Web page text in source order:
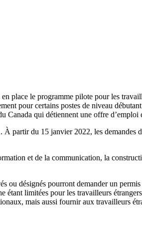
place le programme pilote pour les
pour certains postes de niveau
Canada qui détiennent une offre d’emploi
À partir du 15 janvier 2022, les demandes
et de la communication, la
ou désignés pourront demander un
étant limitées pour les travailleurs
mais aussi fournir aux travailleurs